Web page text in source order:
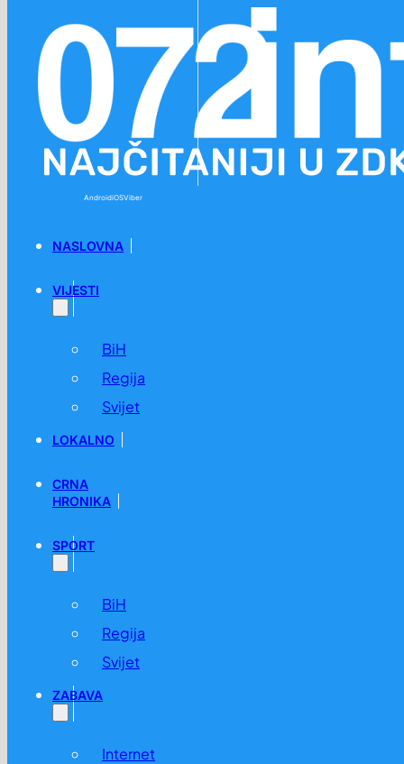
AndroidiOSViber
NASLOVNA
VIJESTI
BiH
Regija
Svijet
LOKALNO
CRNA
HRONIKA
SPORT
BiH
Regija
Svijet
ZABAVA
Internet